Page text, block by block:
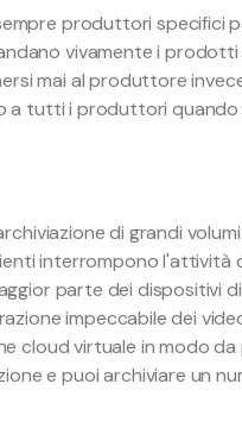
produttori specifici
vivamente i prodotti
mai al produttore
a tutti i produttori
di grandi
interrompono l'attività
parte dei dispositivi
impeccabile dei
cloud virtuale in modo
e puoi archiviare un